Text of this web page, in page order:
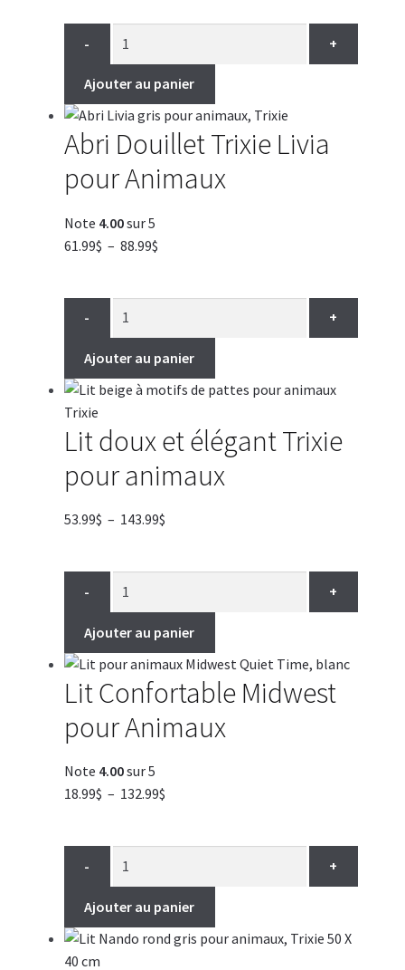
à
63.99$
- +
Ajouter au panier
Abri Douillet Trixie Livia
pour Animaux
Note 4.00sur 5
61.99$ – 88.99$Plage
à
88.99$
- +
Ajouter au panier
Lit doux et élégant Trixie
pour animaux
53.99$ – 143.99$Plage
à
143.99$
- +
Ajouter au panier
Lit Confortable Midwest
pour Animaux
Note 4.00sur 5
18.99$ – 132.99$Plage
à
132.99$
- +
Ajouter au panier